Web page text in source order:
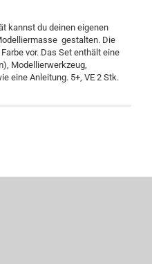
kannst du deinen eigenen
gestalten. Die
vor. Das Set enthält eine
Modellierwerkzeug,
eine Anleitung. 5+, VE 2 Stk.